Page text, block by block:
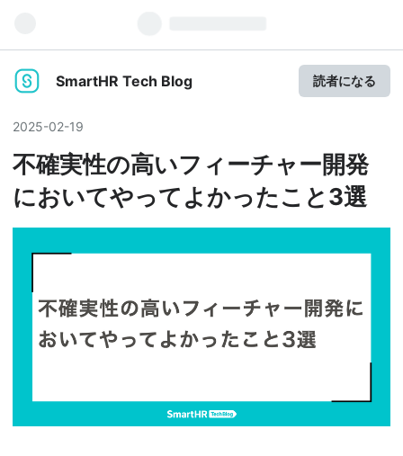
SmartHR Tech Blog 読者になる
2025-02-19
不確実性の高いフィーチャー開発
においてやってよかったこと3選